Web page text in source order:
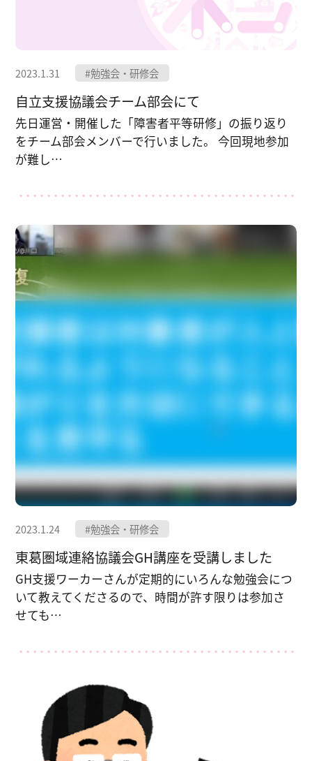
2023.1.31 #勉強会・研修会
自立支援協議会チーム部会にて
先日運営・開催した「障害者平等研修」の振り返り
をチーム部会メンバーで行いました。 今回現地参加
が難し…
2023.1.24 #勉強会・研修会
東葛圏域連絡協議会GH講座を受講しました
GH支援ワーカーさんが定期的にいろんな勉強会につ
いて教えてくださるので、時間が許す限りは参加さ
せても…